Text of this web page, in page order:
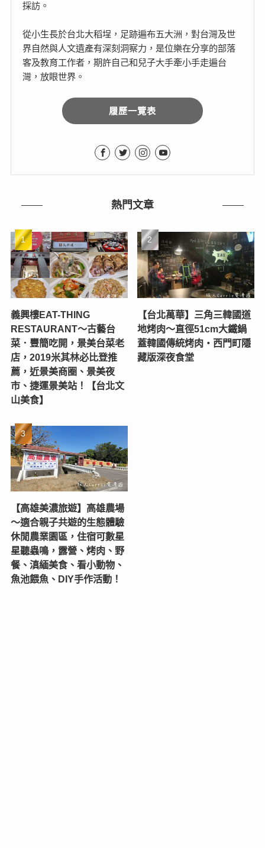
採訪。
從小生長於台北大稻埕，足跡遍布五大洲，對台灣及世
界自然與人文遺產有深刻洞察力，是位樂在分享的部落
客及教育工作者，期許自己和兒子大手牽小手走遍台
灣，放眼世界。
履歷一覽表
熱門文章
義興樓EAT-THING
RESTAURANT〜古藝台
菜．豐簡吃開，景美台菜老
店，2019米其林必比登推
薦，近景美商圈、景美夜
市、捷運景美站！【台北文
山美食】
【台北萬華】三角三韓國道
地烤肉～直徑51cm大鐵鍋
蓋韓國傳統烤肉‧西門町隱
藏版深夜食堂
【高雄美濃旅遊】高雄農場
〜適合親子共遊的生態體驗
休閒農業園區，住宿可數星
星聽蟲鳴，露營、烤肉、野
餐、滇緬美食、看小動物、
魚池餵魚、DIY手作活動！